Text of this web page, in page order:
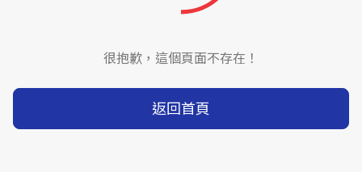
很抱歉，這個頁面不存在！
返回首頁